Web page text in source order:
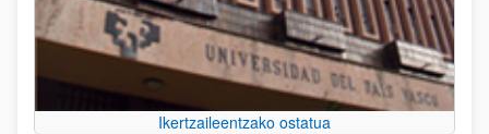
Ikertzaileentzako ostatua